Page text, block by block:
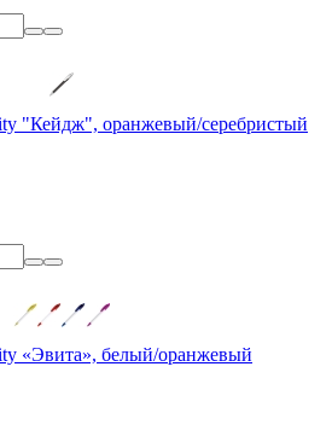
"Кейдж", оранжевый/серебристый
«Эвита», белый/оранжевый